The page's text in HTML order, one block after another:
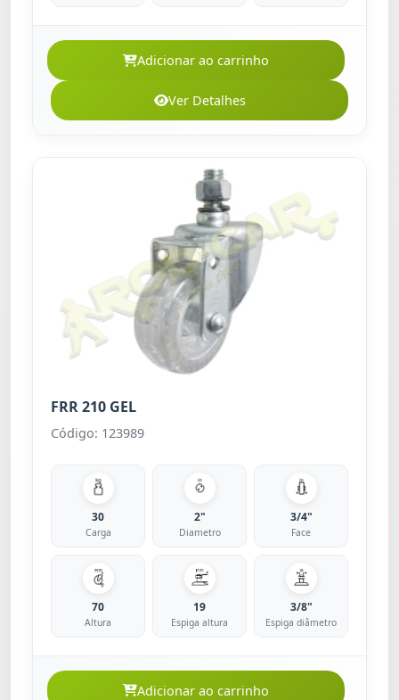
Adicionar ao carrinho
Ver Detalhes
FRR 210 GEL
Código: 123989
30
Carga
2"
Diametro
3/4"
Face
70
Altura
19
Espiga altura
3/8"
Espiga diâmetro
Adicionar ao carrinho